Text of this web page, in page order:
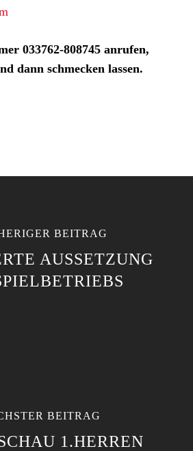
033762-808745 anrufen,
dann schmecken lassen.
BEITRAG
AUSSETZUNG
BEITRAG
1.HERREN